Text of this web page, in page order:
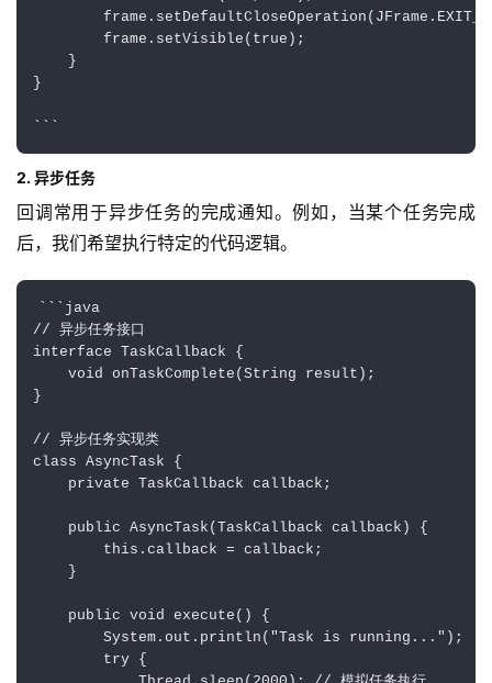
        frame.setVisible(true);
    }
}
2. 异步任务
回调常用于异步任务的完成通知。例如，当某个任务完成
后，我们希望执行特定的代码逻辑。
```java
// 异步任务接口
interface TaskCallback {
    void onTaskComplete(String result);
}
// 异步任务实现类
class AsyncTask {
    private TaskCallback callback;
    public AsyncTask(TaskCallback callback) {
        this.callback = callback;
    }
    public void execute() {
        System.out.println("Task is running...");
        try {